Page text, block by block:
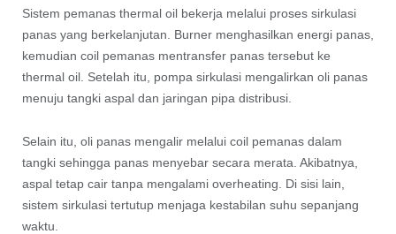
Sistem pemanas thermal oil bekerja melalui proses sirkulasi
panas yang berkelanjutan. Burner menghasilkan energi panas,
kemudian coil pemanas mentransfer panas tersebut ke
thermal oil. Setelah itu, pompa sirkulasi mengalirkan oli panas
menuju tangki aspal dan jaringan pipa distribusi.
Selain itu, oli panas mengalir melalui coil pemanas dalam
tangki sehingga panas menyebar secara merata. Akibatnya,
aspal tetap cair tanpa mengalami overheating. Di sisi lain,
sistem sirkulasi tertutup menjaga kestabilan suhu sepanjang
waktu.